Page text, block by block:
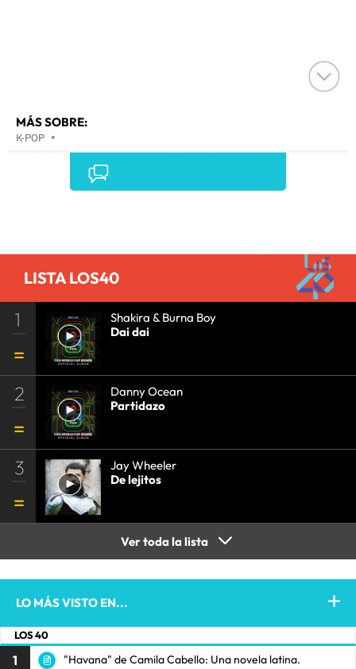
MÁS SOBRE:
K-POP •
LISTA LOS40
1
Shakira & Burna Boy
Dai dai
2
Danny Ocean
Partidazo
3
Jay Wheeler
De lejitos
Ver toda la lista
LO MÁS VISTO EN...
LOS 40
1 "Havana" de Camila Cabello: Una novela latina.